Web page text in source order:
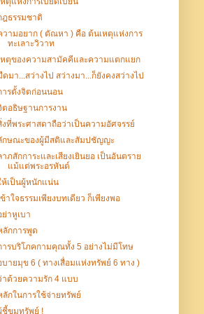
ฎธรรมชาติ
วามอยาก ( ตัณหา ) คือ ต้นเหตุแห่งการ
ทะเลาะวิวาท
หตุของความสามัคคีและความแตกแยก
ดมา...สว่างไป สว่างมา...ก็ยังคงสว่างไป
ารตั้งจิตก่อนนอน
ตอธิษฐานการงาน
งที่พระศาสดาถือว่าเป็นความอัศจรรย์
กษณะของผู้มีสติและสัมปชัญญะ
าภสักการะและเสียงเยินยอ เป็นอันตราย
แม้แต่พระอรหันต์
ห้เป็นผู้หนักแน่น
ข้าใจธรรมเพียงบทเดียว ก็เพียงพอ
ย่าหูเบา
ลักการพูด
ารบริโภคกามคุณทั้ง 5 อย่างไม่มีโทษ
บายมุข 6 ( ทางเสื่อมแห่งทรัพย์ 6 ทาง )
าด้วยความรัก 4 แบบ
ลักในการใช้จ่ายทรัพย์
ชี้ขุมทรัพย์ !